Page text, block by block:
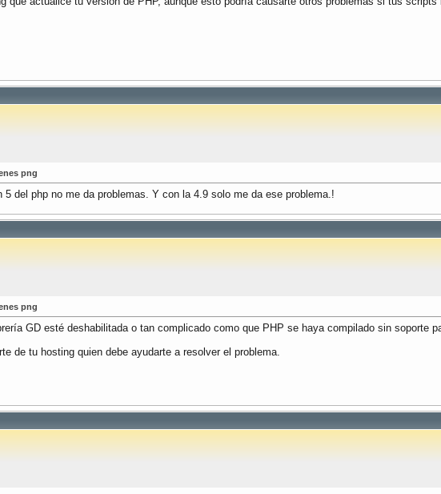
png
del php no me da problemas. Y con la 4.9 solo me da ese problema.!
png
GD esté deshabilitada o tan complicado como que PHP se haya compilado sin soporte
de tu hosting quien debe ayudarte a resolver el problema.